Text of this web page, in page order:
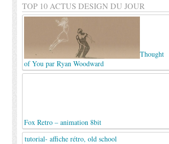
TOP 10 ACTUS DESIGN DU JOUR
Thought
of You par Ryan Woodward
Fox Retro – animation 8bit
tutorial- affiche rétro, old school